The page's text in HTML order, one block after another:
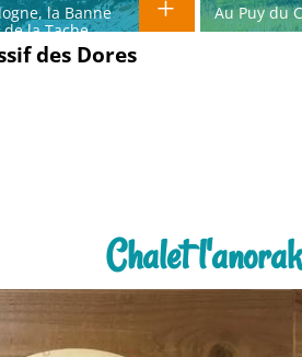
la Banne
la Tache
Au Puy du
des Dores
Chalet